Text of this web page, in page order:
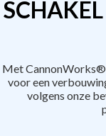
Met CannonWorks®
voor een
volgens onze